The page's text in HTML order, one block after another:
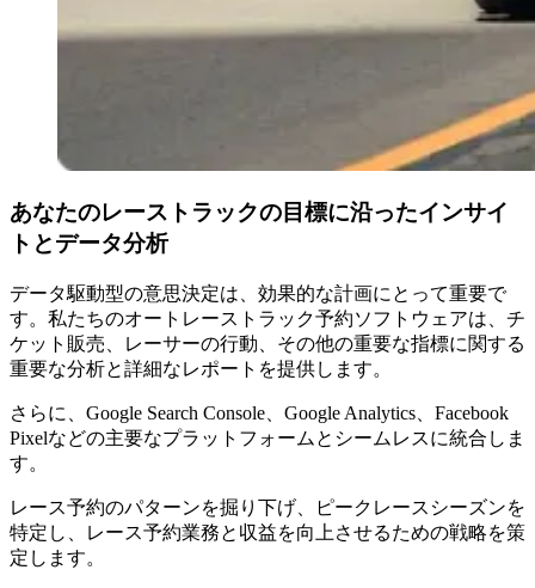
あなたのレーストラックの目標に沿ったインサイ
トとデータ分析
データ駆動型の意思決定は、効果的な計画にとって重要で
す。私たちのオートレーストラック予約ソフトウェアは、チ
ケット販売、レーサーの行動、その他の重要な指標に関する
重要な分析と詳細なレポートを提供します。
さらに、Google Search Console、Google Analytics、Facebook
Pixelなどの主要なプラットフォームとシームレスに統合しま
す。
レース予約のパターンを掘り下げ、ピークレースシーズンを
特定し、レース予約業務と収益を向上させるための戦略を策
定します。